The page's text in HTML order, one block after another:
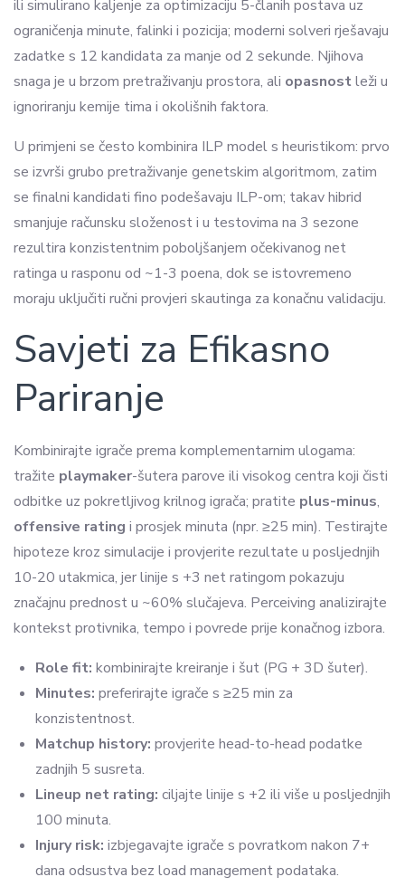
ili simulirano kaljenje za optimizaciju 5-članih postava uz
ograničenja minute, falinki i pozicija; moderni solveri rješavaju
zadatke s 12 kandidata za manje od 2 sekunde. Njihova
snaga je u brzom pretraživanju prostora, ali opasnostleži u
ignoriranju kemije tima i okolišnih faktora.
U primjeni se često kombinira ILP model s heuristikom: prvo
se izvrši grubo pretraživanje genetskim algoritmom, zatim
se finalni kandidati fino podešavaju ILP-om; takav hibrid
smanjuje računsku složenost i u testovima na 3 sezone
rezultira konzistentnim poboljšanjem očekivanog net
ratinga u rasponu od ~1-3 poena, dok se istovremeno
moraju uključiti ručni provjeri skautinga za konačnu validaciju.
Savjeti za Efikasno
Pariranje
Kombinirajte igrače prema komplementarnim ulogama:
tražite playmaker-šutera parove ili visokog centra koji čisti
odbitke uz pokretljivog krilnog igrača; pratite plus-minus,
offensive rating i prosjek minuta (npr. ≥25 min). Testirajte
hipoteze kroz simulacije i provjerite rezultate u posljednjih
10-20 utakmica, jer linije s +3 net ratingom pokazuju
značajnu prednost u ~60% slučajeva. Perceiving analizirajte
kontekst protivnika, tempo i povrede prije konačnog izbora.
Role fit: kombinirajte kreiranje i šut (PG + 3D šuter).
Minutes: preferirajte igrače s ≥25 min za
konzistentnost.
Matchup history: provjerite head-to-head podatke
zadnjih 5 susreta.
Lineup net rating: ciljajte linije s +2 ili više u posljednjih
100 minuta.
Injury risk: izbjegavajte igrače s povratkom nakon 7+
dana odsustva bez load management podataka.